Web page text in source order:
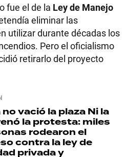
fue el de la Ley de Manejo
eliminar las
utilizar durante décadas los
Pero el oficialismo
retirarlo del proyecto
no vació la plaza Ni la
la protesta: miles
rodearon el
contra la ley de
privada y